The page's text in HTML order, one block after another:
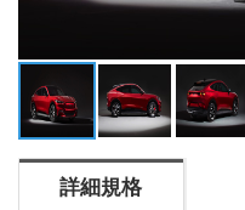
詳細規格